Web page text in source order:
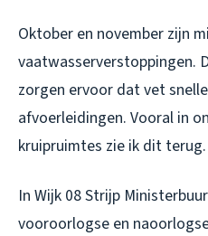
Oktober en november zijn
vaatwasserverstoppingen.
zorgen ervoor dat vet
afvoerleidingen. Vooral in
kruipruimtes zie ik dit terug.
In Wijk 08 Strijp
vooroorlogse en